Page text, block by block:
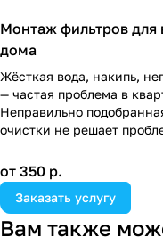
Монтаж фильтров для
дома
Жёсткая вода, накипь,
— частая проблема в
Неправильно
очистки не решает
Мы внимательно
ваши потребности и
наши работы направлены
обслуживание фильтра
от 350 р.
Заказать услугу
Вам также